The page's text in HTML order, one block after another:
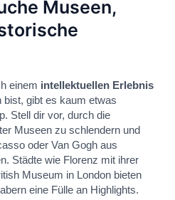
Museen,
einem intellektuellen Erlebnis
bist, gibt es kaum etwas
Stell dir vor, durch die
Museen zu schlendern und
oder Van Gogh aus
Städte wie Florenz mit ihrer
Museum in London bieten
eine Fülle an Highlights.